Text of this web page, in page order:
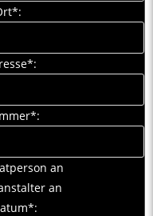
an
an